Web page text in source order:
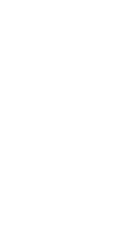
sıcak taş terapisi
nihai rahatlamayı